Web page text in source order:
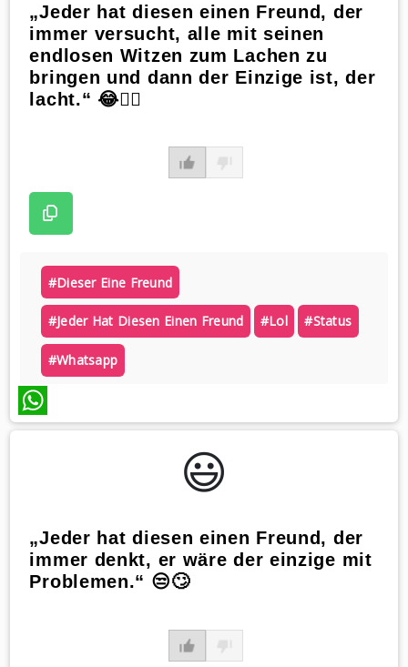
„Jeder hat diesen einen Freund, der
immer versucht, alle mit seinen
endlosen Witzen zum Lachen zu
bringen und dann der Einzige ist, der
lacht.“ 😂🤷‍♂️
#dieser Eine Freund
#jeder Hat Diesen Einen Freund #lol #status
#whatsapp
WhatsApp
😃️
„Jeder hat diesen einen Freund, der
immer denkt, er wäre der einzige mit
Problemen.“ 😒🙄